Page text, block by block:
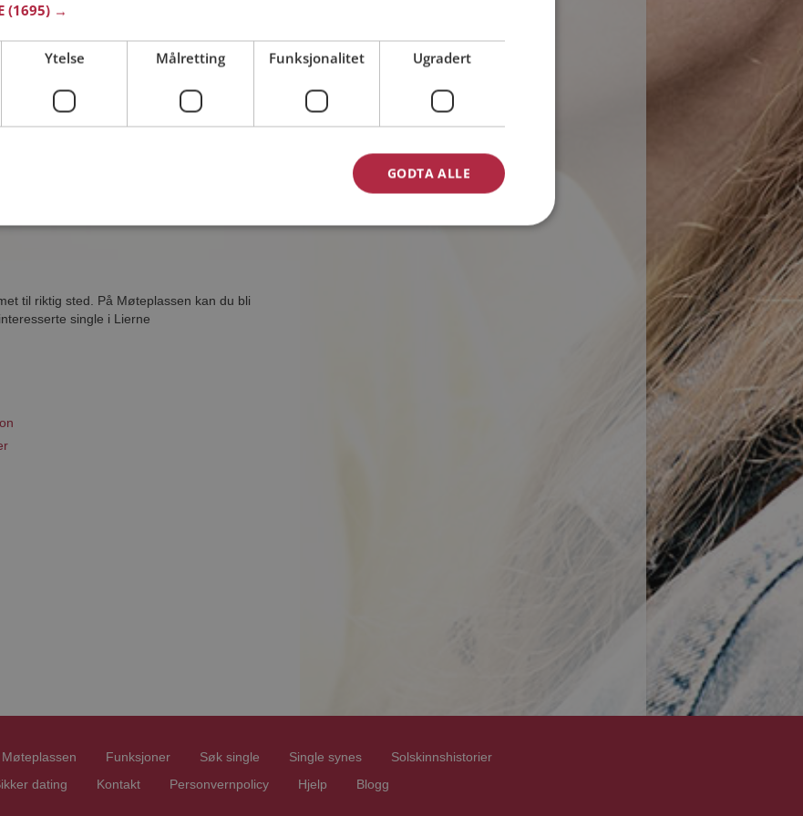
vise deg frem for Trigger og tusener av
Ta sjansen og se hvem som
til riktig sted. På Møteplassen kan du bli
single i Lierne
Funksjoner Søk single Single synes
Solskinnshistorier
dating
Kontakt Personvernpolicy Hjelp Blogg
(1695) →
Ytelse Målretting Funksjonalitet Ugradert
GODTA ALLE